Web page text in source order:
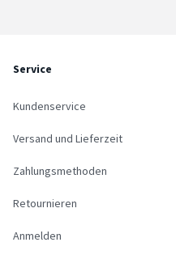
Service
Kundenservice
Versand und Lieferzeit
Zahlungsmethoden
Retournieren
Anmelden